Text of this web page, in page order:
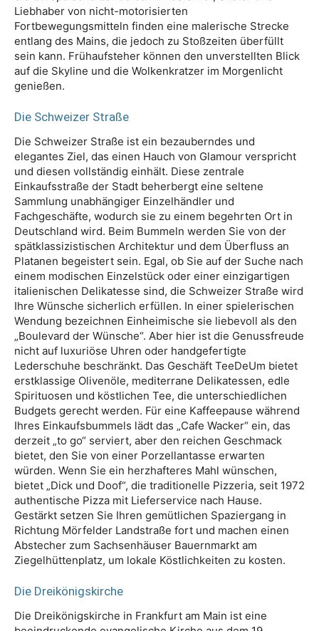
Liebhaber von nicht-motorisierten
Fortbewegungsmitteln finden eine malerische Strecke
entlang des Mains, die jedoch zu Stoßzeiten überfüllt
sein kann. Frühaufsteher können den unverstellten Blick
auf die Skyline und die Wolkenkratzer im Morgenlicht
genießen.
Die Schweizer Straße
Die Schweizer Straße ist ein bezauberndes und
elegantes Ziel, das einen Hauch von Glamour verspricht
und diesen vollständig einhält. Diese zentrale
Einkaufsstraße der Stadt beherbergt eine seltene
Sammlung unabhängiger Einzelhändler und
Fachgeschäfte, wodurch sie zu einem begehrten Ort in
Deutschland wird. Beim Bummeln werden Sie von der
spätklassizistischen Architektur und dem Überfluss an
Platanen begeistert sein. Egal, ob Sie auf der Suche nach
einem modischen Einzelstück oder einer einzigartigen
italienischen Delikatesse sind, die Schweizer Straße wird
Ihre Wünsche sicherlich erfüllen. In einer spielerischen
Wendung bezeichnen Einheimische sie liebevoll als den
„Boulevard der Wünsche“. Aber hier ist die Genussfreude
nicht auf luxuriöse Uhren oder handgefertigte
Lederschuhe beschränkt. Das Geschäft TeeDeUm bietet
erstklassige Olivenöle, mediterrane Delikatessen, edle
Spirituosen und köstlichen Tee, die unterschiedlichen
Budgets gerecht werden. Für eine Kaffeepause während
Ihres Einkaufsbummels lädt das „Cafe Wacker“ ein, das
derzeit „to go“ serviert, aber den reichen Geschmack
bietet, den Sie von einer Porzellantasse erwarten
würden. Wenn Sie ein herzhafteres Mahl wünschen,
bietet „Dick und Doof“, die traditionelle Pizzeria, seit 1972
authentische Pizza mit Lieferservice nach Hause.
Gestärkt setzen Sie Ihren gemütlichen Spaziergang in
Richtung Mörfelder Landstraße fort und machen einen
Abstecher zum Sachsenhäuser Bauernmarkt am
Ziegelhüttenplatz, um lokale Köstlichkeiten zu kosten.
Die Dreikönigskirche
Die Dreikönigskirche in Frankfurt am Main ist eine